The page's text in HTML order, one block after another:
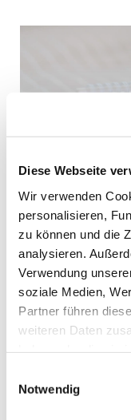
Diese Webseite
Wir verwenden
personalisieren,
zu können und die
analysieren.
Verwendung
soziale Medien,
Partner führen
weiteren Daten
Notwendig
Uhr